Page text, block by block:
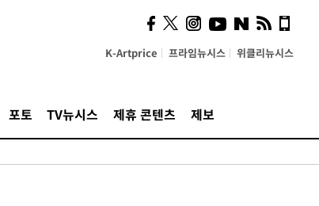
K-Artprice 프라임뉴시스 위클리뉴시스
포토 TV뉴시스 제휴 콘텐츠 제보
시, 스마트폰 액세서리에
NFC 더했다